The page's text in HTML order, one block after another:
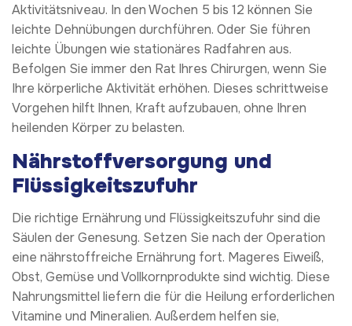
Aktivitätsniveau. In den Wochen 5 bis 12 können Sie
leichte Dehnübungen durchführen. Oder Sie führen
leichte Übungen wie stationäres Radfahren aus.
Befolgen Sie immer den Rat Ihres Chirurgen, wenn Sie
Ihre körperliche Aktivität erhöhen. Dieses schrittweise
Vorgehen hilft Ihnen, Kraft aufzubauen, ohne Ihren
heilenden Körper zu belasten.
Nährstoffversorgung und
Flüssigkeitszufuhr
Die richtige Ernährung und Flüssigkeitszufuhr sind die
Säulen der Genesung. Setzen Sie nach der Operation
eine nährstoffreiche Ernährung fort. Mageres Eiweiß,
Obst, Gemüse und Vollkornprodukte sind wichtig. Diese
Nahrungsmittel liefern die für die Heilung erforderlichen
Vitamine und Mineralien. Außerdem helfen sie,